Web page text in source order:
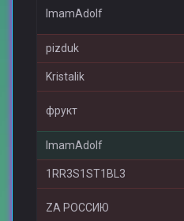
ImamAdolf
pizduk
Kristalik
фрукт
ImamAdolf
1RR3S1ST1BL3
ZА РОССИЮ